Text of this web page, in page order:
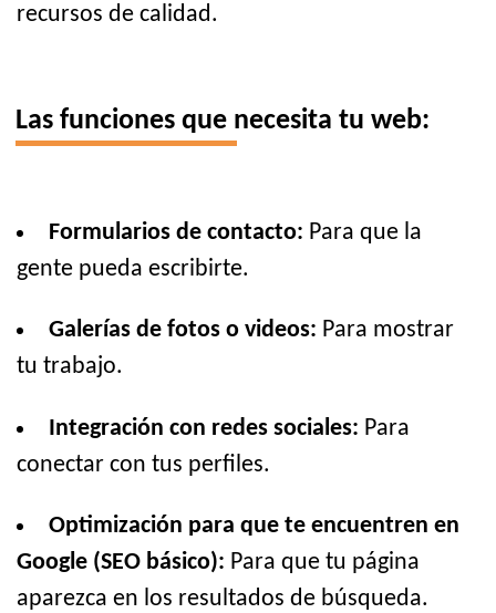
recursos de calidad.
Las funciones que necesita tu web:
Formularios de contacto: Para que la
gente pueda escribirte.
Galerías de fotos o videos: Para mostrar
tu trabajo.
Integración con redes sociales: Para
conectar con tus perfiles.
Optimización para que te encuentren en
Google (SEO básico): Para que tu página
aparezca en los resultados de búsqueda.